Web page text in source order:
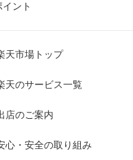
ント
天市場トップ
天のサービス一覧
店のご案内
心・安全の取り組み